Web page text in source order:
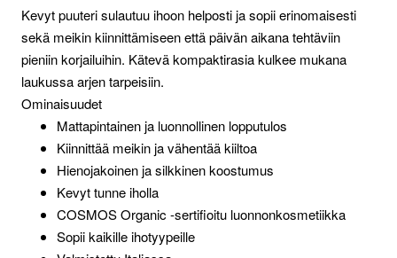
Kevyt puuteri sulautuu ihoon helposti ja sopii erinomaisesti
sekä meikin kiinnittämiseen että päivän aikana tehtäviin
pieniin korjailuihin. Kätevä kompaktirasia kulkee mukana
laukussa arjen tarpeisiin.
Ominaisuudet
Mattapintainen ja luonnollinen lopputulos
Kiinnittää meikin ja vähentää kiiltoa
Hienojakoinen ja silkkinen koostumus
Kevyt tunne iholla
COSMOS Organic -sertifioitu luonnonkosmetiikka
Sopii kaikille ihotyypeille